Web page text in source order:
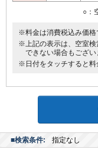
○：
※料金は消費税込み価格
※上記の表示は、空室検
できない場合もござい
※日付をタッチすると料
■検索条件: 指定なし